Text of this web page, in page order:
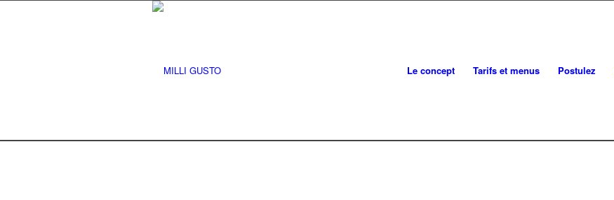
Le concept Tarifs et menus Postulez